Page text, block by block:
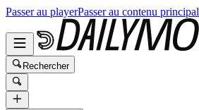
Passer au playerPasser au contenu principal
Rechercher